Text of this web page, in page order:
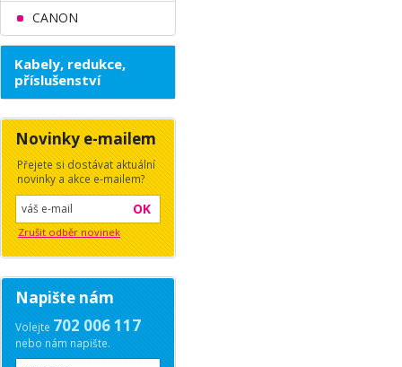
CANON
Kabely, redukce,
příslušenství
Novinky e-mailem
Přejete si dostávat aktuální
novinky a akce e-mailem?
OK
Zrušit odběr novinek
Napište nám
Volejte702 006 117
nebo nám napište.